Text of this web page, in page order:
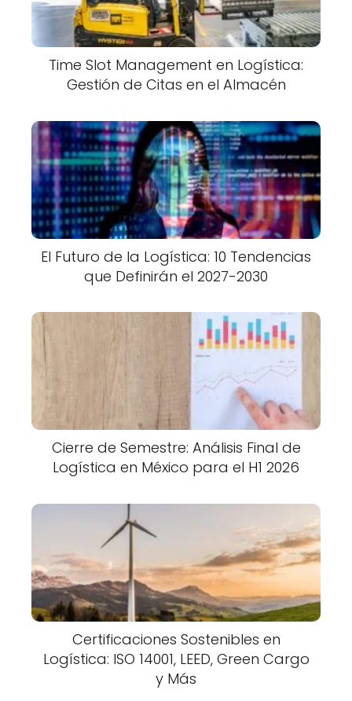
Time Slot Management en Logística:
Gestión de Citas en el Almacén
El Futuro de la Logística: 10 Tendencias
que Definirán el 2027-2030
Cierre de Semestre: Análisis Final de
Logística en México para el H1 2026
Certificaciones Sostenibles en
Logística: ISO 14001, LEED, Green Cargo
y Más